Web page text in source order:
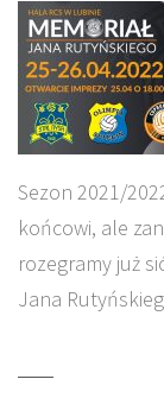
Sezon 2021/
końcowi, ale
rozegramy już
Jana